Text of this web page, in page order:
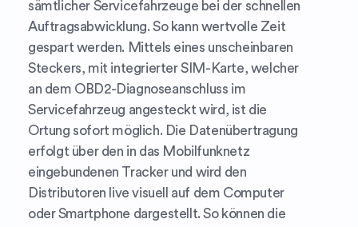
sämtlicher Servicefahrzeuge bei der schnellen
Auftragsabwicklung. So kann wertvolle Zeit
gespart werden. Mittels eines unscheinbaren
Steckers, mit integrierter SIM-Karte, welcher
an dem OBD2-Diagnoseanschluss im
Servicefahrzeug angesteckt wird, ist die
Ortung sofort möglich. Die Datenübertragung
erfolgt über den in das Mobilfunknetz
eingebundenen Tracker und wird den
Distributoren live visuell auf dem Computer
oder Smartphone dargestellt. So können die